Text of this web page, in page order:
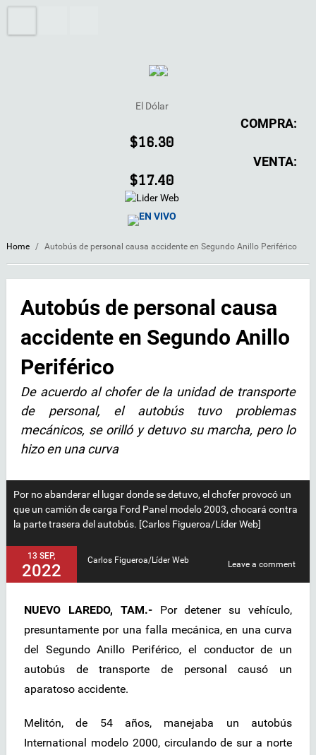
El Dólar
COMPRA:
$16.30
VENTA:
$17.40
EN VIVO
Home / Autobús de personal causa accidente en Segundo Anillo Periférico
Autobús de personal causa
accidente en Segundo Anillo
Periférico
De acuerdo al chofer de la unidad de transporte
de personal, el autobús tuvo problemas
mecánicos, se orilló y detuvo su marcha, pero lo
hizo en una curva
Por no abanderar el lugar donde se detuvo, el chofer provocó un
que un camión de carga Ford Panel modelo 2003, chocará contra
la parte trasera del autobús. [Carlos Figueroa/Líder Web]
13 SEP,
2022
Carlos Figueroa/Líder Web Leave a comment
NUEVO LAREDO, TAM.-Por detener su vehículo,
presuntamente por una falla mecánica, en una curva
del Segundo Anillo Periférico, el conductor de un
autobús de transporte de personal causó un
aparatoso accidente.
Melitón, de 54 años, manejaba un autobús
International modelo 2000, circulando de sur a norte